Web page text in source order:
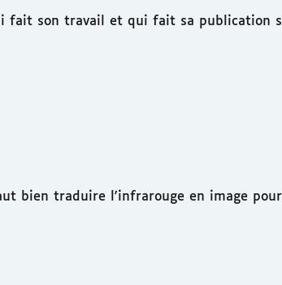
fait son travail et qui fait sa publication
bien traduire l'infrarouge en image